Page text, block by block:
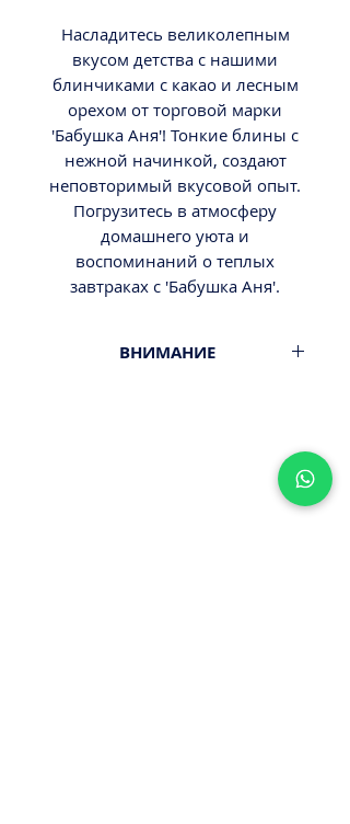
Насладитесь великолепным
вкусом детства с нашими
блинчиками с какао и лесным
орехом от торговой марки
'Бабушка Аня'! Тонкие блины с
нежной начинкой, создают
неповторимый вкусовой опыт.
Погрузитесь в атмосферу
домашнего уюта и
воспоминаний о теплых
завтраках с 'Бабушка Аня'.
ВНИМАНИЕ
Стоимость доставки - 29,9-